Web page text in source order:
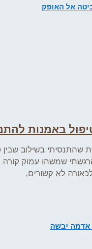
באמנות
שהתנסיתי בשילוב שבין
שמשהו עמוק
לא קשורים,